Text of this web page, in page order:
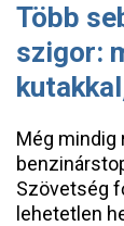
Több
szigor:
Még mindig
Szövetség
lehetetlen